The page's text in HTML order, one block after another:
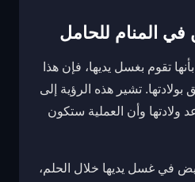
المنام للحامل
تقوم بغسل يديها، فإن هذا
تشير هذه الرؤية إلى
ولادتها وأن العملية ستكون
في غسل يديها خلال الحلم،